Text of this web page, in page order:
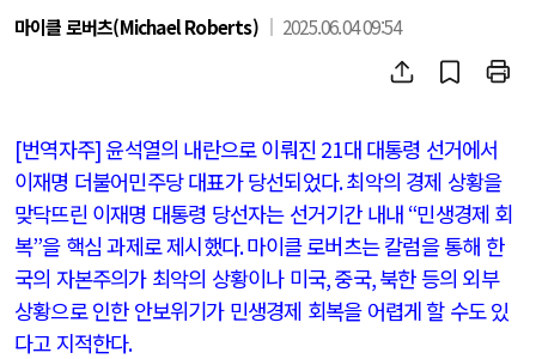
마이클 로버츠(Michael Roberts) 2025.06.04 09:54
[번역자주]윤석열의 내란으로 이뤄진 21대 대통령 선거에서
이재명 더불어민주당 대표가 당선되었다.최악의 경제 상황을
맞닥뜨린 이재명 대통령 당선자는 선거기간 내내 “민생경제 회
복”을 핵심 과제로 제시했다.마이클 로버츠는 칼럼을 통해 한
국의 자본주의가 최악의 상황이나 미국,중국,북한 등의 외부
상황으로 인한 안보위기가 민생경제 회복을 어렵게 할 수도 있
다고 지적한다.